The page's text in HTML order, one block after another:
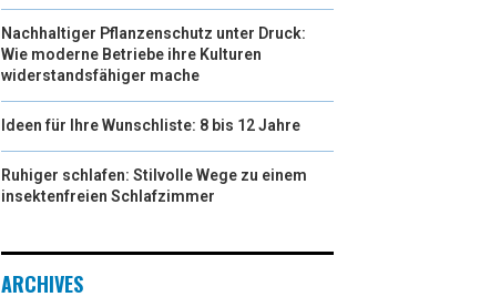
Nachhaltiger Pflanzenschutz unter Druck:
Wie moderne Betriebe ihre Kulturen
widerstandsfähiger mache
Ideen für Ihre Wunschliste: 8 bis 12 Jahre
Ruhiger schlafen: Stilvolle Wege zu einem
insektenfreien Schlafzimmer
ARCHIVES